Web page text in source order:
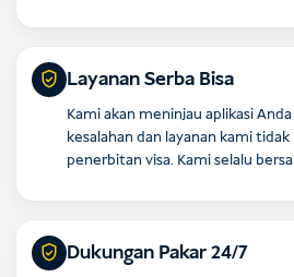
Layanan Serba Bisa
Kami akan meninjau aplikasi
kesalahan dan layanan kami
penerbitan visa. Kami selalu
Dukungan Pakar 24/7